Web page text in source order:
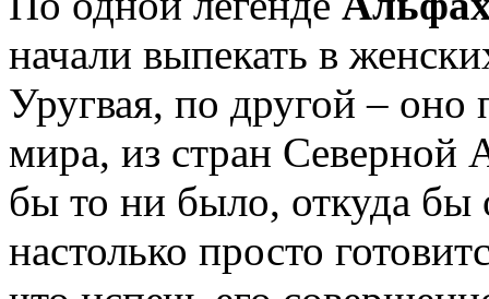
начали выпекать в
Уругвая, по другой – оно
мира, из стран
бы то ни было, откуда
настолько просто